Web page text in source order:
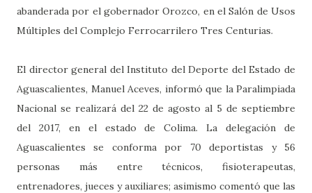
abanderada por el gobernador Orozco, en el Salón de Usos
Múltiples del Complejo Ferrocarrilero Tres Centurias.
El director general del Instituto del Deporte del Estado de
Aguascalientes, Manuel Aceves, informó que la Paralimpiada
Nacional se realizará del 22 de agosto al 5 de septiembre
del 2017, en el estado de Colima. La delegación de
Aguascalientes se conforma por 70 deportistas y 56
personas más entre técnicos, fisioterapeutas,
entrenadores, jueces y auxiliares; asimismo comentó que las